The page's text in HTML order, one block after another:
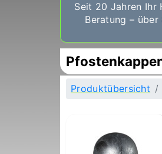
Seit 20 Jahren Ihr
Beratung –
Produktübersicht